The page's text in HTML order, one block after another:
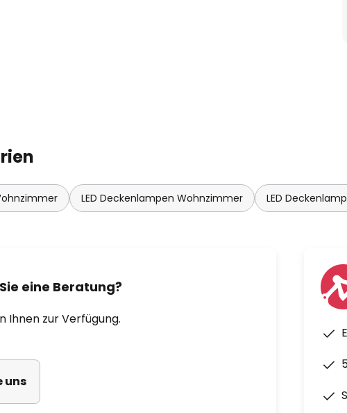
LED Deckenlampen Wohnzimmer LED
eine Beratung?
Ihnen zur Verfügung.
uns